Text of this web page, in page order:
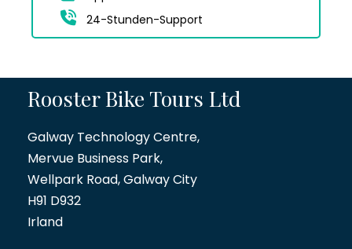
24-Stunden-Support
Rooster Bike Tours Ltd
Galway Technology Centre,
Mervue Business Park,
Wellpark Road, Galway City
H91 D932
Irland